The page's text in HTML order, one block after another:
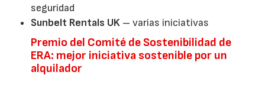
seguridad
Sunbelt Rentals UK – varias iniciativas
Premio del Comité de Sostenibilidad de
ERA: mejor iniciativa sostenible por un
alquilador